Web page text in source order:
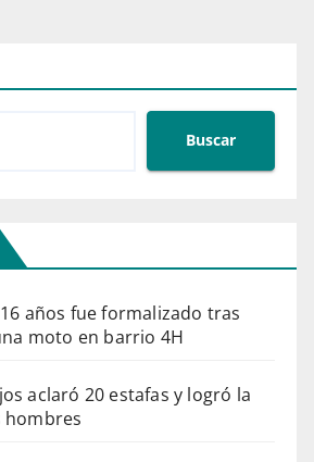
Buscar
años fue formalizado tras
moto en barrio 4H
aclaró 20 estafas y logró la
hombres